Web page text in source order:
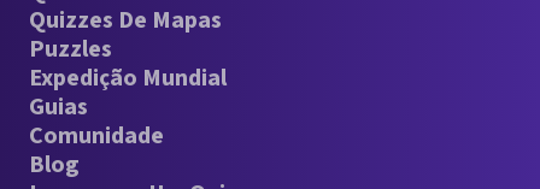
Quizzes De Mapas
Puzzles
Expedição Mundial
Guias
Comunidade
Blog